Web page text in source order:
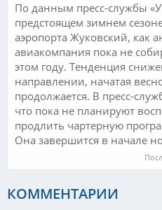
По данным пресс-службы
предстоящем зимнем
аэропорта Жуковский, как
авиакомпания пока не
этом году. Тенденция
направлении, начатая
продолжается. В пресс-
что пока не планируют
продлить чартерную
Она завершится в начале
КОММЕНТАРИИ